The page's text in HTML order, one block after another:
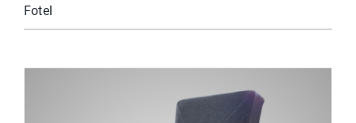
Fotel